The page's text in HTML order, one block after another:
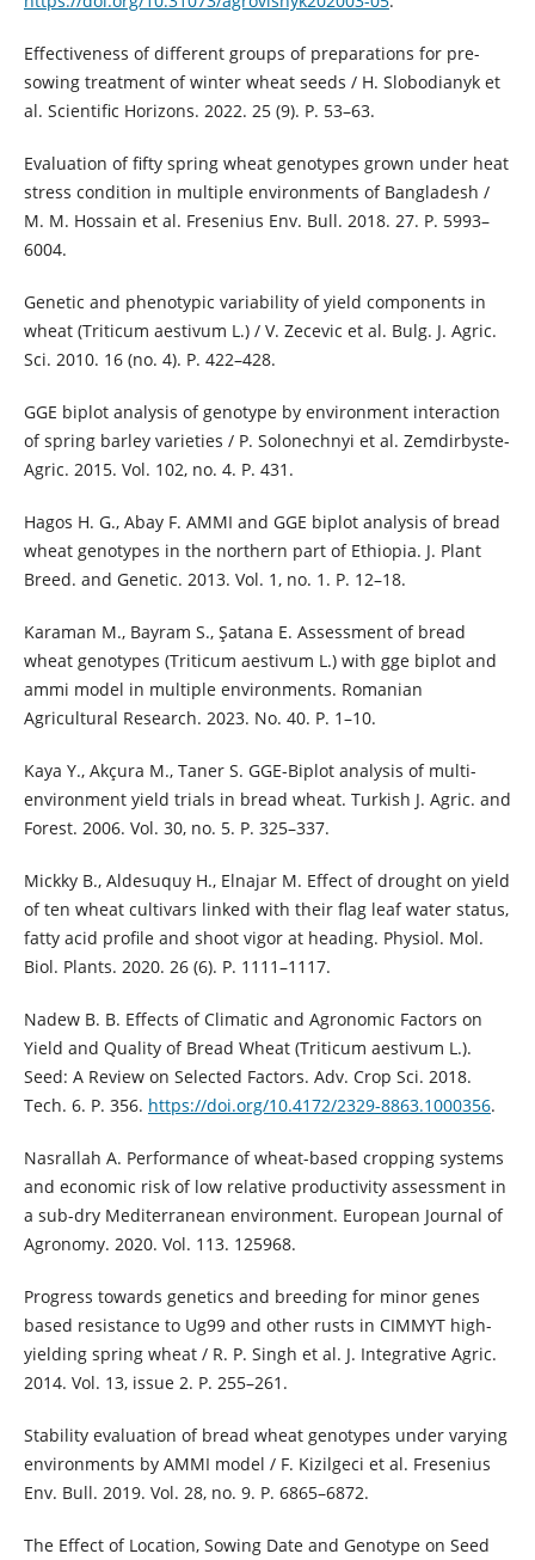
Effectiveness of different groups of preparations for pre-
sowing treatment of winter wheat seeds / H. Slobodianyk et
al. Scientific Horizons. 2022. 25 (9). P. 53–63.
Evaluation of fifty spring wheat genotypes grown under heat
stress condition in multiple environments of Bangladesh /
M. M. Hossain et al. Fresenius Env. Bull. 2018. 27. P. 5993–
6004.
Genetic and phenotypic variability of yield components in
wheat (Triticum aestivum L.) / V. Zecevic et al. Bulg. J. Agric.
Sci. 2010. 16 (no. 4). P. 422–428.
GGE biplot analysis of genotype by environment interaction
of spring barley varieties / P. Solonechnyi et al. Zemdirbyste-
Agric. 2015. Vol. 102, no. 4. P. 431.
Hagos H. G., Abay F. AMMI and GGE biplot analysis of bread
wheat genotypes in the northern part of Ethiopia. J. Plant
Breed. and Genetic. 2013. Vol. 1, no. 1. P. 12–18.
Karaman M., Bayram S., Şatana E. Assessment of bread
wheat genotypes (Triticum aestivum L.) with gge biplot and
ammi model in multiple environments. Romanian
Agricultural Research. 2023. No. 40. P. 1–10.
Kaya Y., Akçura M., Taner S. GGE-Biplot analysis of multi-
environment yield trials in bread wheat. Turkish J. Agric. and
Forest. 2006. Vol. 30, no. 5. P. 325–337.
Mickky B., Aldesuquy H., Elnajar M. Effect of drought on yield
of ten wheat cultivars linked with their flag leaf water status,
fatty acid profile and shoot vigor at heading. Physiol. Mol.
Biol. Plants. 2020. 26 (6). P. 1111–1117.
Nadew B. B. Effects of Climatic and Agronomic Factors on
Yield and Quality of Bread Wheat (Triticum aestivum L.).
Seed: A Review on Selected Factors. Adv. Crop Sci. 2018.
Tech. 6. Р. 356. https://doi.org/10.4172/2329-8863.1000356.
Nasrallah A. Performance of wheat-based cropping systems
and economic risk of low relative productivity assessment in
a sub-dry Mediterranean environment. European Journal of
Agronomy. 2020. Vol. 113. 125968.
Progress towards genetics and breeding for minor genes
based resistance to Ug99 and other rusts in CIMMYT high-
yielding spring wheat / R. P. Singh et al. J. Integrative Agric.
2014. Vol. 13, issue 2. P. 255–261.
Stability evaluation of bread wheat genotypes under varying
environments by AMMI model / F. Kizilgeci et al. Fresenius
Env. Bull. 2019. Vol. 28, no. 9. P. 6865–6872.
The Effect of Location, Sowing Date and Genotype on Seed